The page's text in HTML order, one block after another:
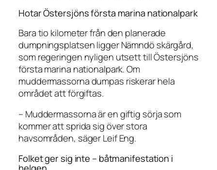
Hotar Östersjöns första marina nationalpark
Bara tio kilometer från den planerade
dumpningsplatsen ligger Nämndö skärgård,
som regeringen nyligen utsett till Östersjöns
första marina nationalpark. Om
muddermassorna dumpas riskerar hela
området att förgiftas.
– Muddermassorna är en giftig sörja som
kommer att sprida sig över stora
havsområden, säger Leif Eng.
Folket ger sig inte – båtmanifestation i